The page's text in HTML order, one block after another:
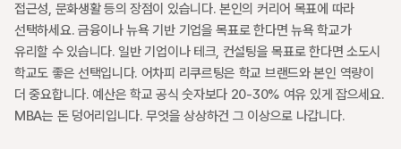
접근성, 문화생활 등의 장점이 있습니다. 본인의 커리어 목표에 따라
선택하세요. 금융이나 뉴욕 기반 기업을 목표로 한다면 뉴욕 학교가
유리할 수 있습니다. 일반 기업이나 테크, 컨설팅을 목표로 한다면 소도시
학교도 좋은 선택입니다. 어차피 리쿠르팅은 학교 브랜드와 본인 역량이
더 중요합니다. 예산은 학교 공식 숫자보다 20-30% 여유 있게 잡으세요.
MBA는 돈 덩어리입니다. 무엇을 상상하건 그 이상으로 나갑니다.